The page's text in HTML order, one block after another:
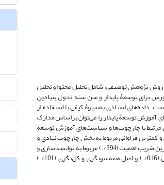
پژوهش توصیفی، شامل تحلیل محتوا و تحلیل
برای توسعۀ پایدار و متن سند تحول بنیادین
بوده است. داده‌های اسنادی به‌شیوۀ کیفی با استفاده از
آموزش توسعۀ پایدار را می‌توان براساس مدارک
و سیاست کلان و 34 خرده‌چارچوب، سیاست و زیر‌مؤلفه‌های آن تدوین کرد. از مجموع 347 فراوانی مرتبط با چارچوب‌ها و سیاست‌های آموزش توسعۀ
و راهکارها اختصاص دارد و کمترین فراوانی مربوط به بخش چارچوب نهادی و
نظام اجرایی با 5 فراوانی (4/1 درصد) بوده است. همچنین در بین چارچوب‌ها و مؤلفه‌های سیاست‌های آموزش توسعۀ پایدار، بیشترین ضریب اهمیت (394/.) مربوط به توانمندسازی و
توسعۀ مهارت‌ها درجهت ارتقای کیفیت زندگی است و کمترین ضریب اهمیت به‌ترتیب به مؤلفه‌های یکپارچگی اقتصادی و محیطی (016/.) و اصل همه‌سونگری و کل‌نگری (101/.)